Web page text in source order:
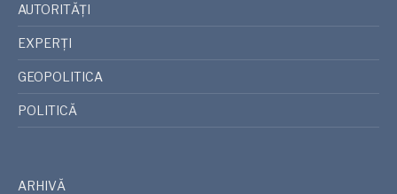
AUTORITĂȚI
EXPERȚI
GEOPOLITICA
POLITICĂ
ARHIVĂ